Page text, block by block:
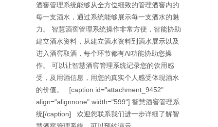
酒窖管理系统能够从全方位细致的管理酒窖内的
每一支酒水，通过系统能够展示每一支酒水的魅
力。 智慧酒窖管理系统操作非常方便，智能协助
建立酒水资料，从建立酒水资料到酒水展示以及
进入酒窖取酒，每个环节都有AI功能协助您操
作。 可以让智慧酒窖管理系统记录您的饮用感
受，及用酒信息，用您的真实个人感受体现酒水
的价值。 [caption id="attachment_9452"
align="alignnone" width="599"] 智慧酒窖管理系
统[/caption] 欢迎您联系我们进一步详细了解智